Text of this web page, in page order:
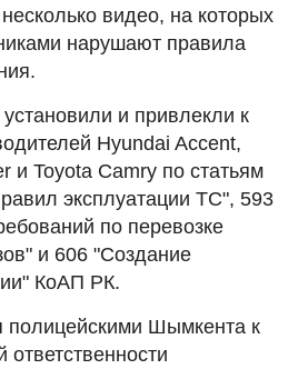
видео, на которых
нарушают правила
и привлекли к
Hyundai Accent,
и Toyota Camrу по статьям
эксплуатации ТС", 593
по перевозке
и 606 "Создание
КоАП РК.
полицейскими Шымкента к
ответственности